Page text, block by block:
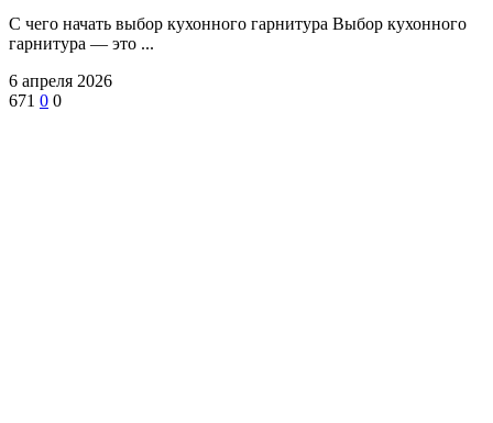
С чего начать выбор кухонного гарнитура Выбор кухонного
гарнитура — это ...
6 апреля 2026
671 0 0